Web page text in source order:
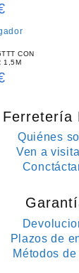
CON
1,5M
Ferretería
Quiénes
Ven a
Plazos de
Métodos